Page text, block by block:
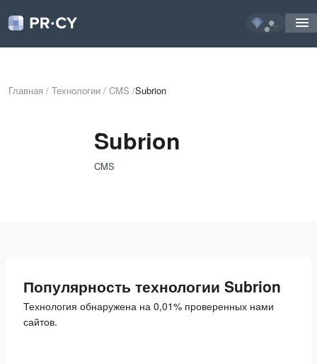
...
Главная / Технологии / CMS /Subrion
Subrion
CMS
Популярность технологии Subrion
Технология обнаружена на 0,01% проверенных нами
сайтов.